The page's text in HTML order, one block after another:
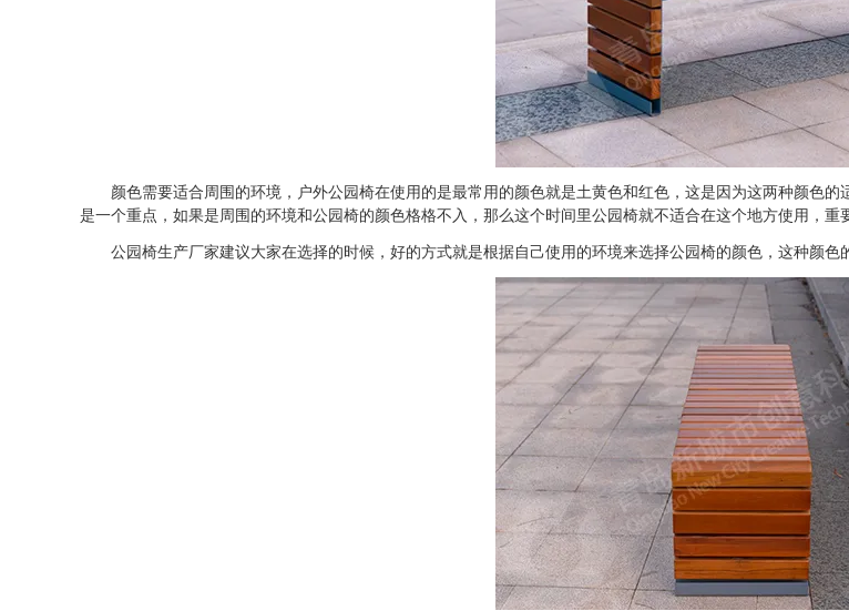
颜色需要适合周围的环境，户外公园椅在使用的是最常用的颜色就是土黄色和红色，这是因为这两种颜色的
是一个重点，如果是周围的环境和公园椅的颜色格格不入，那么这个时间里公园椅就不适合在这个地方使用，重
公园椅生产厂家建议大家在选择的时候，好的方式就是根据自己使用的环境来选择公园椅的颜色，这种颜色